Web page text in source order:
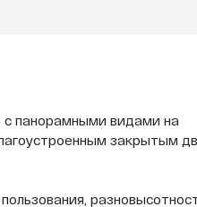
с панорамными видами на
закрытым